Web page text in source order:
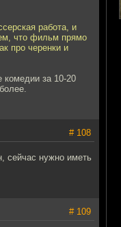
работа, и
что фильм прямо
про черенки и
за 10-20
# 108
сейчас нужно иметь
# 109